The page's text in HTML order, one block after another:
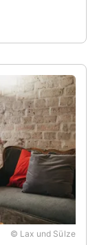
© Lax und Sülze